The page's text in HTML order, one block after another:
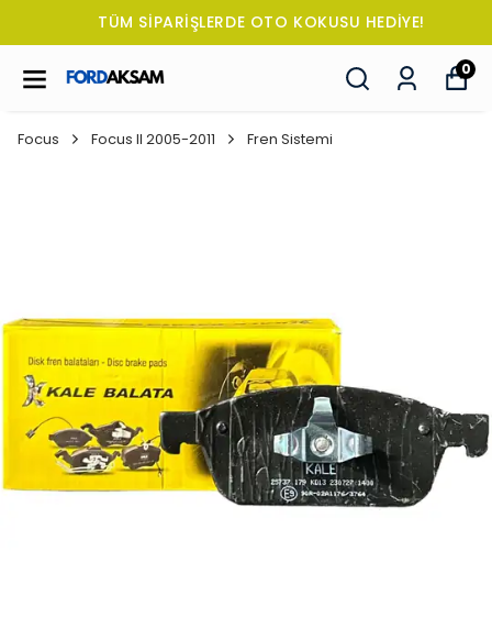
TÜM SİPARİŞLERDE OTO KOKUSU HEDİYE!
0
Focus Focus II 2005-2011 Fren Sistemi